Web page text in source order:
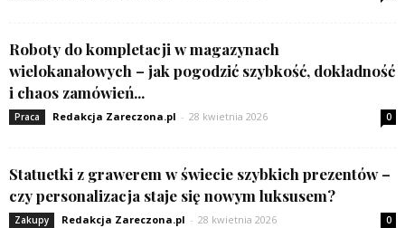
Roboty do kompletacji w magazynach
wielokanałowych – jak pogodzić szybkość, dokładność
i chaos zamówień...
Praca Redakcja Zareczona.pl - 28 kwietnia 2026 0
Statuetki z grawerem w świecie szybkich prezentów –
czy personalizacja staje się nowym luksusem?
Zakupy Redakcja Zareczona.pl - 28 kwietnia 2026 0